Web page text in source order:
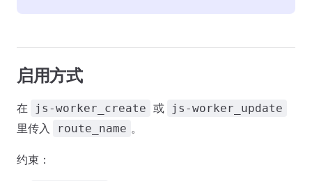
启用方式
在 js-worker_create 或 js-worker_update
里传入 route_name 。
约束：